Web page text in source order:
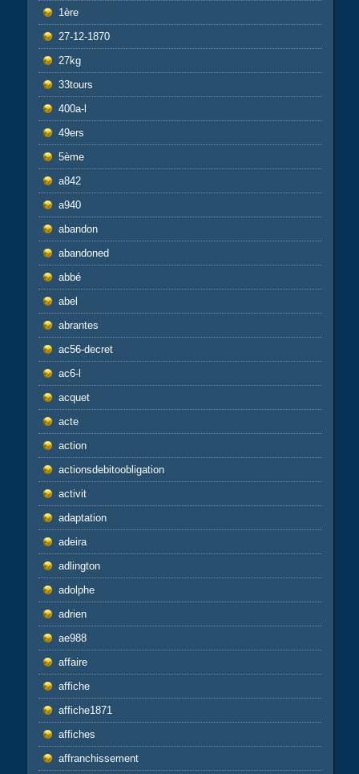
1ère
27-12-1870
27kg
33tours
400a-l
49ers
5ème
a842
a940
abandon
abandoned
abbé
abel
abrantes
ac56-decret
ac6-l
acquet
acte
action
actionsdebitoobligation
activit
adaptation
adeira
adlington
adolphe
adrien
ae988
affaire
affiche
affiche1871
affiches
affranchissement